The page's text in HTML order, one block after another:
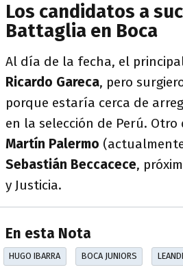
Los candidatos a
Battaglia en Boca
Al día de la fecha, el
Ricardo Gareca, pero
porque estaría cerca de
en la selección de Perú.
Martín Palermo
Sebastián Beccacece,
y Justicia.
En esta Nota
HUGO IBARRA BOCA JUNIORS